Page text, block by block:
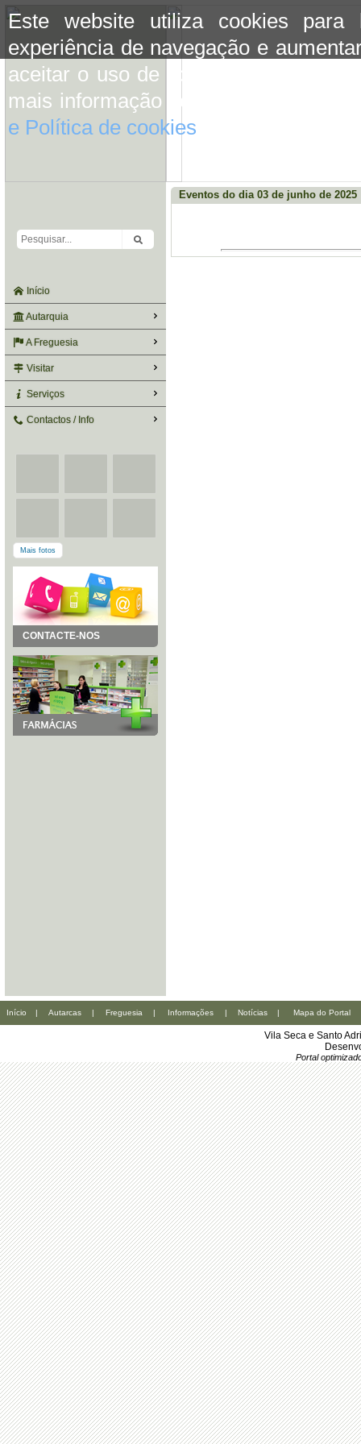
Este website utiliza cookies para
experiência de navegação e
aceitar o uso de cookies basta
mais informação consulte a
e Política de cookies
Início
Autarquia
A Freguesia
Visitar
Serviços
Contactos / Info
Mais fotos
CONTACTE-NOS
Eventos do dia 03 de junho de 2025
Início | Autarcas | Freguesia | Informações | Notícias | Mapa do Portal
Vila Seca e Santo
Portal